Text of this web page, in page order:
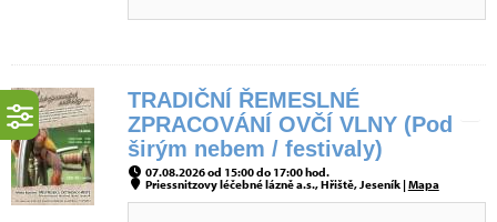
TRADIČNÍ ŘEMESLNÉ
ZPRACOVÁNÍ OVČÍ VLNY (Pod
širým nebem / festivaly)
07.08.2026 od 15:00 do 17:00 hod.
Priessnitzovy léčebné lázně a.s., Hřiště, Jeseník |Mapa